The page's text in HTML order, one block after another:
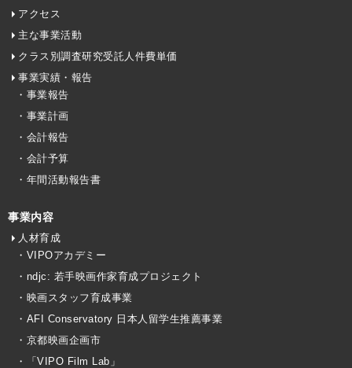
アクセス
主な事業活動
クラス別調査研究受託人件費単価
事業実績・報告
・事業報告
・事業計画
・会計報告
・会計予算
・年間活動報告書
事業内容
人材育成
・VIPOアカデミー
・ndjc: 若手映画作家育成プロジェクト
・映画スタッフ育成事業
・AFI Conservatory 日本人留学生推薦事業
・京都映画企画市
・「VIPO Film Lab」